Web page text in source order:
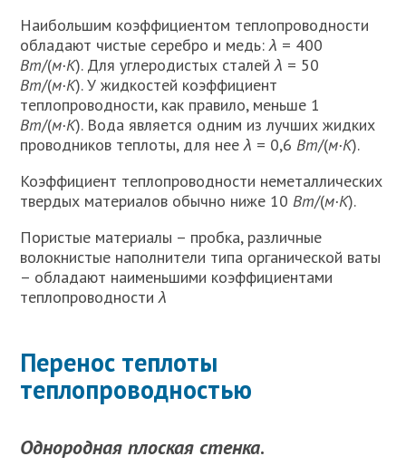
Наибольшим коэффициентом теплопроводности
обладают чистые серебро и медь:λ = 400
Вт/(м·К). Для углеродистых сталейλ = 50
Вт/(м·К). У жидкостей коэффициент
теплопроводности, как правило, меньше 1
Вт/(м·К). Вода является одним из лучших жидких
проводников теплоты, для нееλ = 0,6Вт/(м·К).
Коэффициент теплопроводности неметаллических
твердых материалов обычно ниже 10Вт/(м·К).
Пористые материалы – пробка, различные
волокнистые наполнители типа органической ваты
– обладают наименьшими коэффициентами
теплопроводностиλ
Перенос теплоты
теплопроводностью
Однородная плоская стенка.